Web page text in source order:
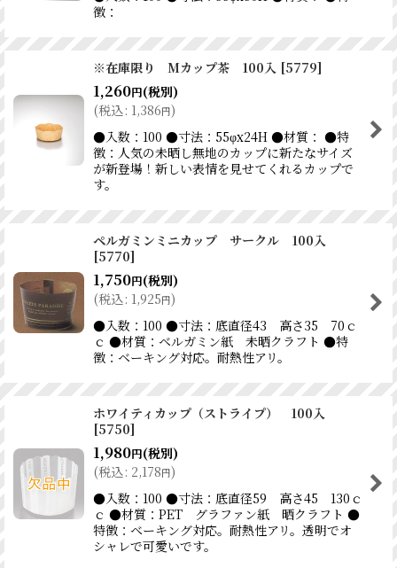
徴：
※在庫限り Mカップ茶 100入 [5779]
1,260円(税別)
(税込: 1,386円)
●入数：100 ●寸法：55φx24H ●材質： ●特
徴：人気の未晒し無地のカップに新たなサイズ
が新登場！新しい表情を見せてくれるカップで
す。
ペルガミンミニカップ サークル 100入
[5770]
1,750円(税別)
(税込: 1,925円)
●入数：100 ●寸法：底直径43 高さ35 70ｃ
ｃ ●材質：ベルガミン紙 未晒クラフト ●特
徴：ベーキング対応。耐熱性アリ。
ホワイティカップ（ストライプ） 100入
[5750]
1,980円(税別)
(税込: 2,178円)
●入数：100 ●寸法：底直径59 高さ45 130ｃ
ｃ ●材質：PET グラファン紙 晒クラフト ●
特徴：ベーキング対応。耐熱性アリ。透明でオ
シャレで可愛いです。